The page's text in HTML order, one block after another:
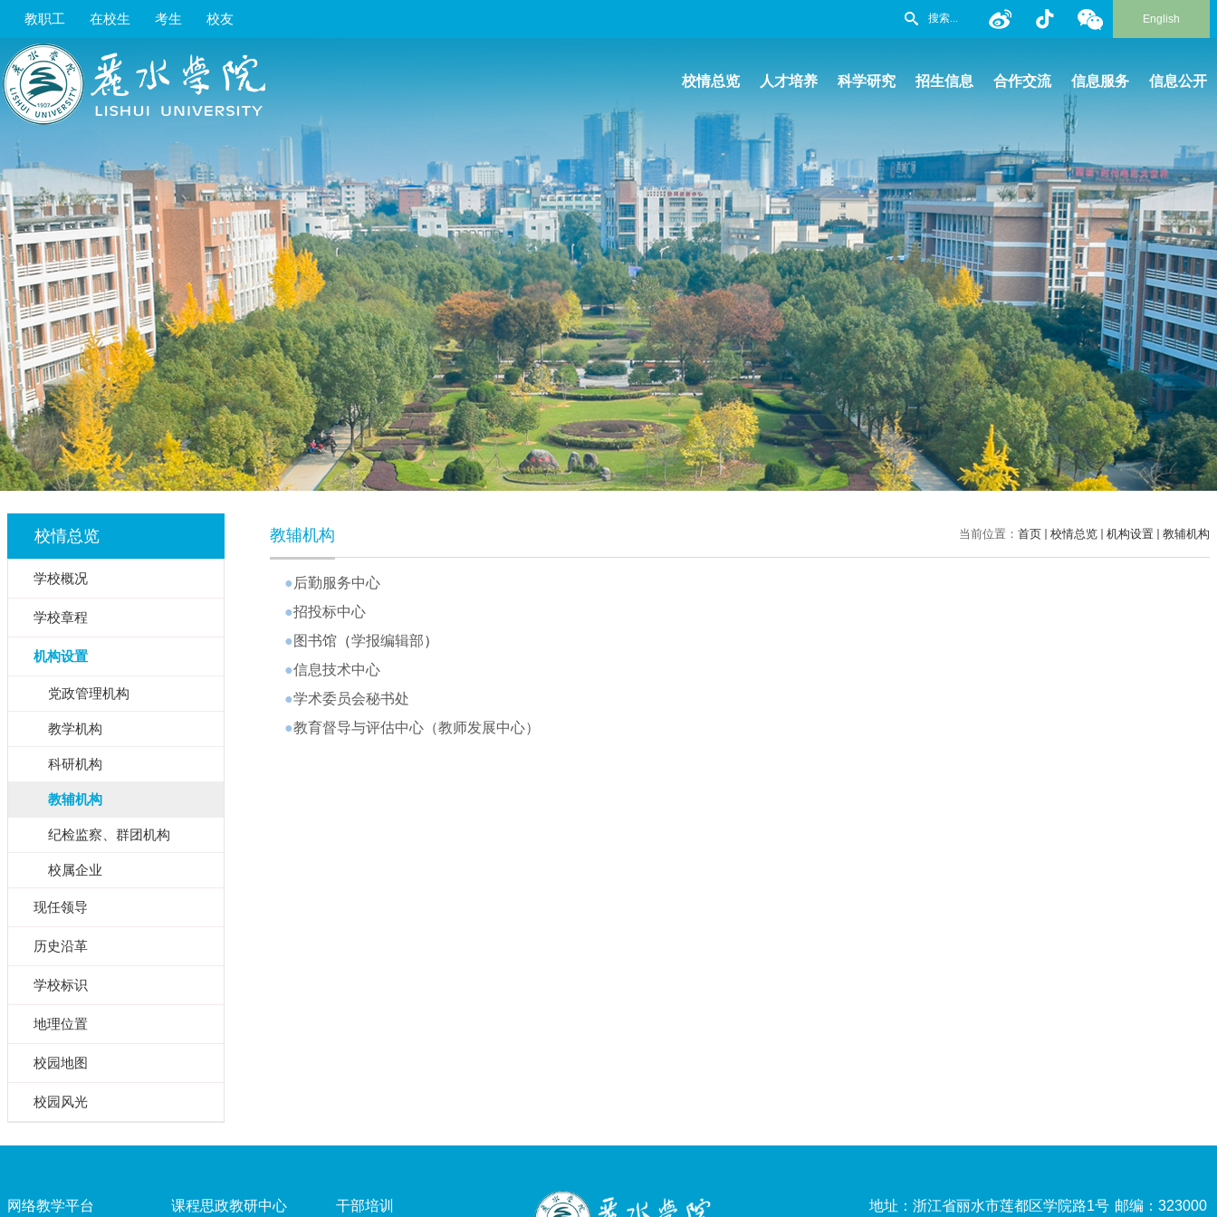
教职工 在校生 考生 校友 English
校情总览 人才培养 科学研究 招生信息 合作交流 信息服务 信息公开
校情总览
学校概况
学校章程
机构设置
党政管理机构
教学机构
科研机构
教辅机构
纪检监察、群团机构
校属企业
现任领导
历史沿革
学校标识
地理位置
校园地图
校园风光
当前位置： 首页 校情总览 机构设置 教辅机构
教辅机构
●后勤服务中心
●招投标中心
●图书馆 （学报编辑部）
●信息技术中心
●学术委员会秘书处
●教育督导与评估中心（教师发展中心）
网络教学平台 课程思政教研中心 干部培训 地址：浙江省丽水市莲都区学院路1号 邮编：323000